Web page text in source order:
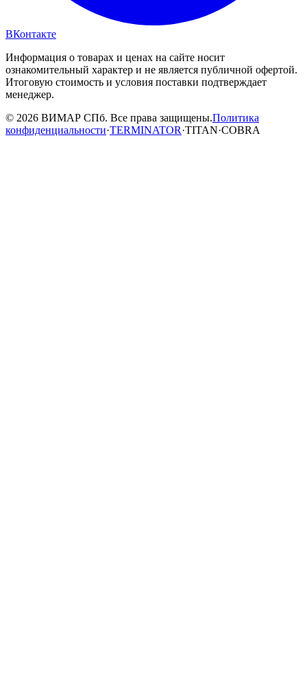
ВКонтакте
Информация о товарах и ценах на сайте носит
ознакомительный характер и не является публичной офертой.
Итоговую стоимость и условия поставки подтверждает
менеджер.
© 2026 ВИМАР СПб. Все права защищены.Политика
конфиденциальности·TERMINATOR·TITAN·COBRA